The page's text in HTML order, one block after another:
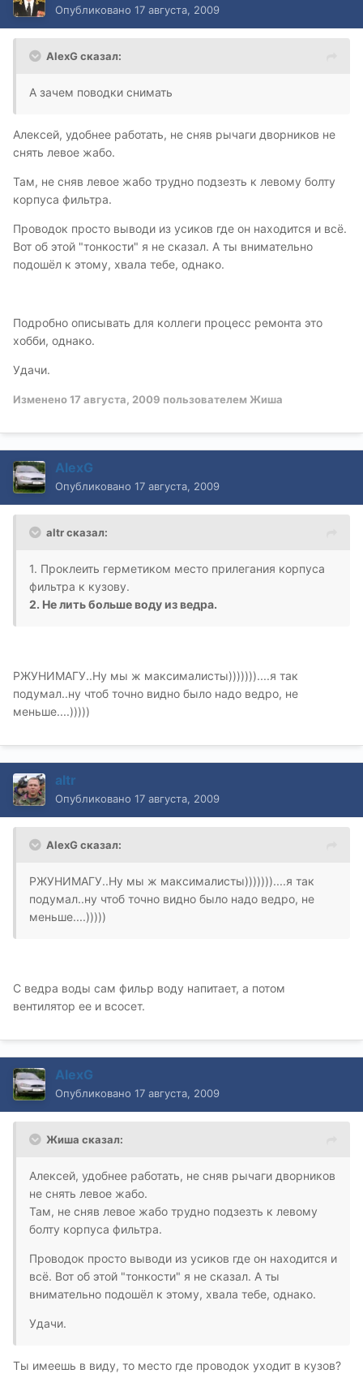
Опубликовано 17 августа, 2009
AlexG сказал:
А зачем поводки снимать
Алексей, удобнее работать, не сняв рычаги дворников не
снять левое жабо.
Там, не сняв левое жабо трудно подзезть к левому болту
корпуса фильтра.
Проводок просто выводи из усиков где он находится и всё.
Вот об этой "тонкости" я не сказал. А ты внимательно
подошёл к этому, хвала тебе, однако.
Подробно описывать для коллеги процесс ремонта это
хобби, однако.
Удачи.
Изменено17 августа, 2009 пользователем Жиша
AlexG
Опубликовано 17 августа, 2009
altr сказал:
1. Проклеить герметиком место прилегания корпуса
фильтра к кузову.
2. Не лить больше воду из ведра.
РЖУНИМАГУ..Ну мы ж максималисты)))))))....я так
подумал..ну чтоб точно видно было надо ведро, не
меньше....)))))
altr
Опубликовано 17 августа, 2009
AlexG сказал:
РЖУНИМАГУ..Ну мы ж максималисты)))))))....я так
подумал..ну чтоб точно видно было надо ведро, не
меньше....)))))
С ведра воды сам фильр воду напитает, а потом
вентилятор ее и всосет.
AlexG
Опубликовано 17 августа, 2009
Жиша сказал:
Алексей, удобнее работать, не сняв рычаги дворников
не снять левое жабо.
Там, не сняв левое жабо трудно подзезть к левому
болту корпуса фильтра.
Проводок просто выводи из усиков где он находится и
всё. Вот об этой "тонкости" я не сказал. А ты
внимательно подошёл к этому, хвала тебе, однако.
Удачи.
Ты имеешь в виду, то место где проводок уходит в кузов?